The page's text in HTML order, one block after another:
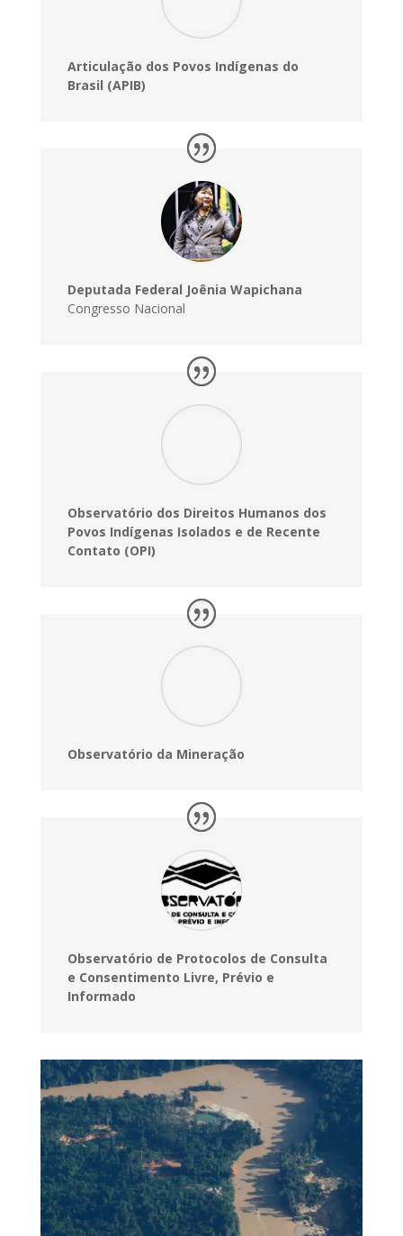
Articulação dos Povos Indígenas do
Brasil (APIB)
Deputada Federal Joênia Wapichana
Congresso Nacional
Observatório dos Direitos Humanos dos
Povos Indígenas Isolados e de Recente
Contato (OPI)
Observatório da Mineração
Observatório de Protocolos de Consulta
e Consentimento Livre, Prévio e
Informado